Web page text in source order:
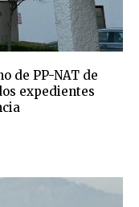
de PP-NAT de
expedientes